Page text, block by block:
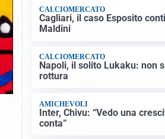
CALCIOMERCATO
Cagliari, il caso Esposito
Maldini
CALCIOMERCATO
Napoli, il solito Lukaku: non
rottura
AMICHEVOLI
Inter, Chivu: “Vedo una
conta”